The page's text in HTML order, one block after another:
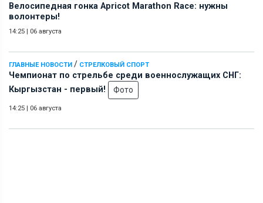
Велосипедная гонка Apricot Marathon Race: нужны
волонтеры!
14:25 | 06 августа
ГЛАВНЫЕ НОВОСТИ / СТРЕЛКОВЫЙ СПОРТ
Чемпионат по стрельбе среди военнослужащих СНГ:
Кыргызстан - первый!
Фото
14:25 | 06 августа